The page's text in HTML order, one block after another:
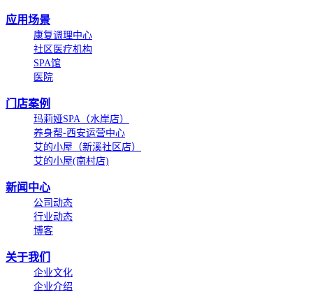
应用场景
康复调理中心
社区医疗机构
SPA馆
医院
门店案例
玛莉娅SPA（水岸店）
养身帮-西安运营中心
艾的小屋（新溪社区店）
艾的小屋(南村店)
新闻中心
公司动态
行业动态
博客
关于我们
企业文化
企业介绍